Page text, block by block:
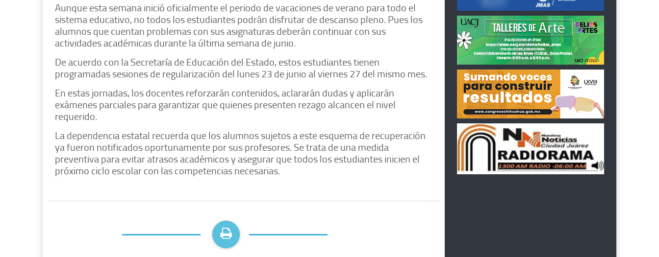
Aunque esta semana inició oficialmente el periodo de vacaciones de verano para todo el
sistema educativo, no todos los estudiantes podrán disfrutar de descanso pleno. Pues los
alumnos que cuentan problemas con sus asignaturas deberán continuar con sus
actividades académicas durante la última semana de junio.
De acuerdo con la Secretaría de Educación del Estado, estos estudiantes tienen
programadas sesiones de regularización del lunes 23 de junio al viernes 27 del mismo mes.
En estas jornadas, los docentes reforzarán contenidos, aclararán dudas y aplicarán
exámenes parciales para garantizar que quienes presenten rezago alcancen el nivel
requerido.
La dependencia estatal recuerda que los alumnos sujetos a este esquema de recuperación
ya fueron notificados oportunamente por sus profesores. Se trata de una medida
preventiva para evitar atrasos académicos y asegurar que todos los estudiantes inicien el
próximo ciclo escolar con las competencias necesarias.